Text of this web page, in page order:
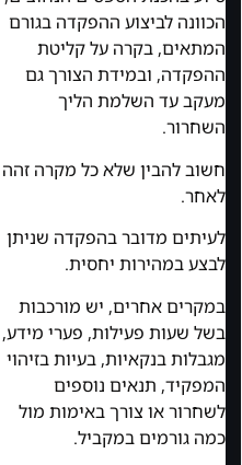
הכוונה לביצוע ההפקדה בגורם
המתאים, בקרה על קליטת
ההפקדה, ובמידת הצורך גם
מעקב עד השלמת הליך
השחרור.
חשוב להבין שלא כל מקרה זהה
לאחר.
לעיתים מדובר בהפקדה שניתן
לבצע במהירות יחסית.
במקרים אחרים, יש מורכבות
בשל שעות פעילות, פערי מידע,
מגבלות בנקאיות, בעיות בזיהוי
המפקיד, תנאים נוספים
לשחרור או צורך באימות מול
כמה גורמים במקביל.